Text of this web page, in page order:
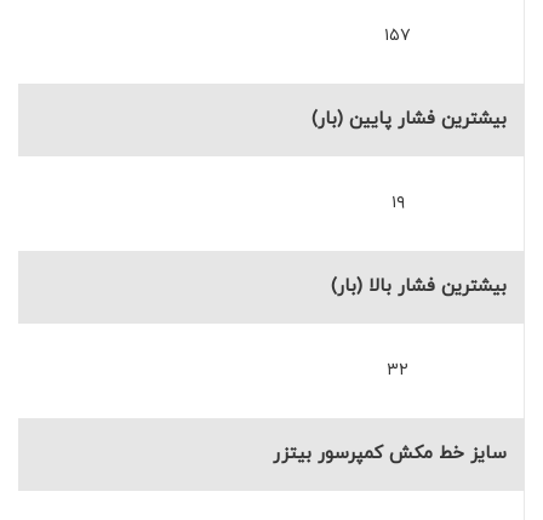
۱۵۷
بیشترین فشار پایین (بار)
۱۹
بیشترین فشار بالا (بار)
۳۲
سایز خط مکش کمپرسور بیتزر